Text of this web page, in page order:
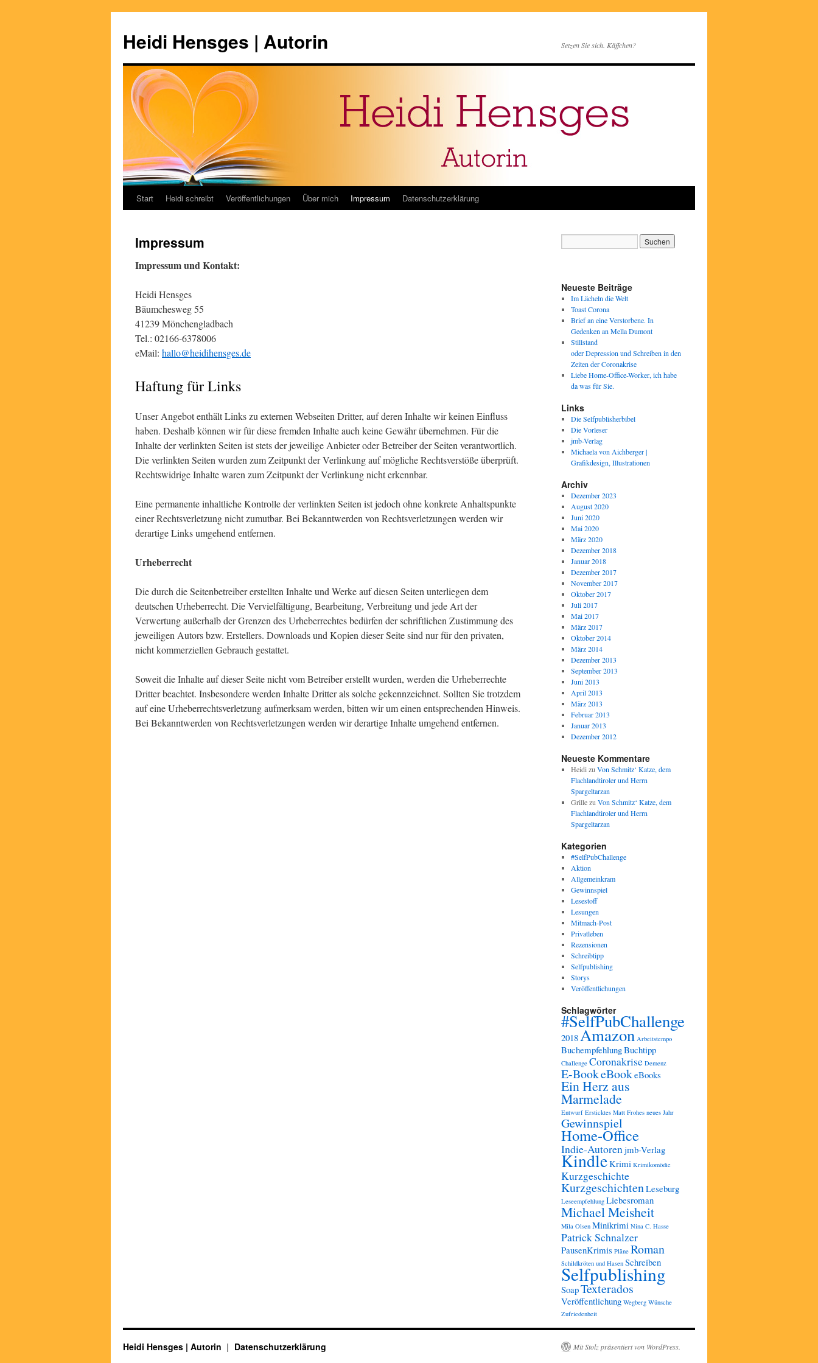
springen
Heidi Hensges | Autorin Setzen Sie sich. Käffchen?
Start Heidi schreibt Veröffentlichungen Über mich Impressum Datenschutzerklärung
Impressum
Impressum und Kontakt:
Heidi Hensges
Bäumchesweg 55
41239 Mönchengladbach
Tel.: 02166-6378006
eMail: hallo@heidihensges.de
Haftung für Links
Unser Angebot enthält Links zu externen Webseiten Dritter, auf deren Inhalte wir keinen Einfluss
haben. Deshalb können wir für diese fremden Inhalte auch keine Gewähr übernehmen. Für die
Inhalte der verlinkten Seiten ist stets der jeweilige Anbieter oder Betreiber der Seiten verantwortlich.
Die verlinkten Seiten wurden zum Zeitpunkt der Verlinkung auf mögliche Rechtsverstöße überprüft.
Rechtswidrige Inhalte waren zum Zeitpunkt der Verlinkung nicht erkennbar.
Eine permanente inhaltliche Kontrolle der verlinkten Seiten ist jedoch ohne konkrete Anhaltspunkte
einer Rechtsverletzung nicht zumutbar. Bei Bekanntwerden von Rechtsverletzungen werden wir
derartige Links umgehend entfernen.
Urheberrecht
Die durch die Seitenbetreiber erstellten Inhalte und Werke auf diesen Seiten unterliegen dem
deutschen Urheberrecht. Die Vervielfältigung, Bearbeitung, Verbreitung und jede Art der
Verwertung außerhalb der Grenzen des Urheberrechtes bedürfen der schriftlichen Zustimmung des
jeweiligen Autors bzw. Erstellers. Downloads und Kopien dieser Seite sind nur für den privaten,
nicht kommerziellen Gebrauch gestattet.
Soweit die Inhalte auf dieser Seite nicht vom Betreiber erstellt wurden, werden die Urheberrechte
Dritter beachtet. Insbesondere werden Inhalte Dritter als solche gekennzeichnet. Sollten Sie trotzdem
auf eine Urheberrechtsverletzung aufmerksam werden, bitten wir um einen entsprechenden Hinweis.
Bei Bekanntwerden von Rechtsverletzungen werden wir derartige Inhalte umgehend entfernen.
Neueste Beiträge
Im Lächeln die Welt
Toast Corona
Brief an eine Verstorbene. In
Gedenken an Mella Dumont
Stillstand
oder Depression und Schreiben in den
Zeiten der Coronakrise
Liebe Home-Office-Worker, ich habe
da was für Sie.
Links
Die Selfpublisherbibel
Die Vorleser
jmb-Verlag
Michaela von Aichberger |
Grafikdesign, Illustrationen
Archiv
Dezember 2023
August 2020
Juni 2020
Mai 2020
März 2020
Dezember 2018
Januar 2018
Dezember 2017
November 2017
Oktober 2017
Juli 2017
Mai 2017
März 2017
Oktober 2014
März 2014
Dezember 2013
September 2013
Juni 2013
April 2013
März 2013
Februar 2013
Januar 2013
Dezember 2012
Neueste Kommentare
Heidi zu Von Schmitz‘ Katze, dem
Flachlandtiroler und Herrn
Spargeltarzan
Grillezu Von Schmitz‘ Katze, dem
Flachlandtiroler und Herrn
Spargeltarzan
Kategorien
#SelfPubChallenge
Aktion
Allgemeinkram
Gewinnspiel
Lesestoff
Lesungen
Mitmach-Post
Privatleben
Rezensionen
Schreibtipp
Selfpublishing
Storys
Veröffentlichungen
Schlagwörter
#SelfPubChallenge
2018Amazon Arbeitstempo
BuchempfehlungBuchtipp
Challenge Coronakrise Demenz
E-BookeBookeBooks
Ein Herz aus
Marmelade
Entwurf Ersticktes Matt Frohes neues Jahr
Gewinnspiel
Home-Office
Indie-Autorenjmb-Verlag
KindleKrimi Krimikomödie
Kurzgeschichte
KurzgeschichtenLeseburg
Leseempfehlung Liebesroman
Michael Meisheit
Mila Olsen Minikrimi Nina C. Hasse
Patrick Schnalzer
PausenKrimis Pläne Roman
Schildkröten und Hasen Schreiben
Selfpublishing
SoapTexterados
Veröffentlichung Wegberg Wünsche
Zufriedenheit
Heidi Hensges | Autorin Datenschutzerklärung Mit Stolz präsentiert von WordPress.